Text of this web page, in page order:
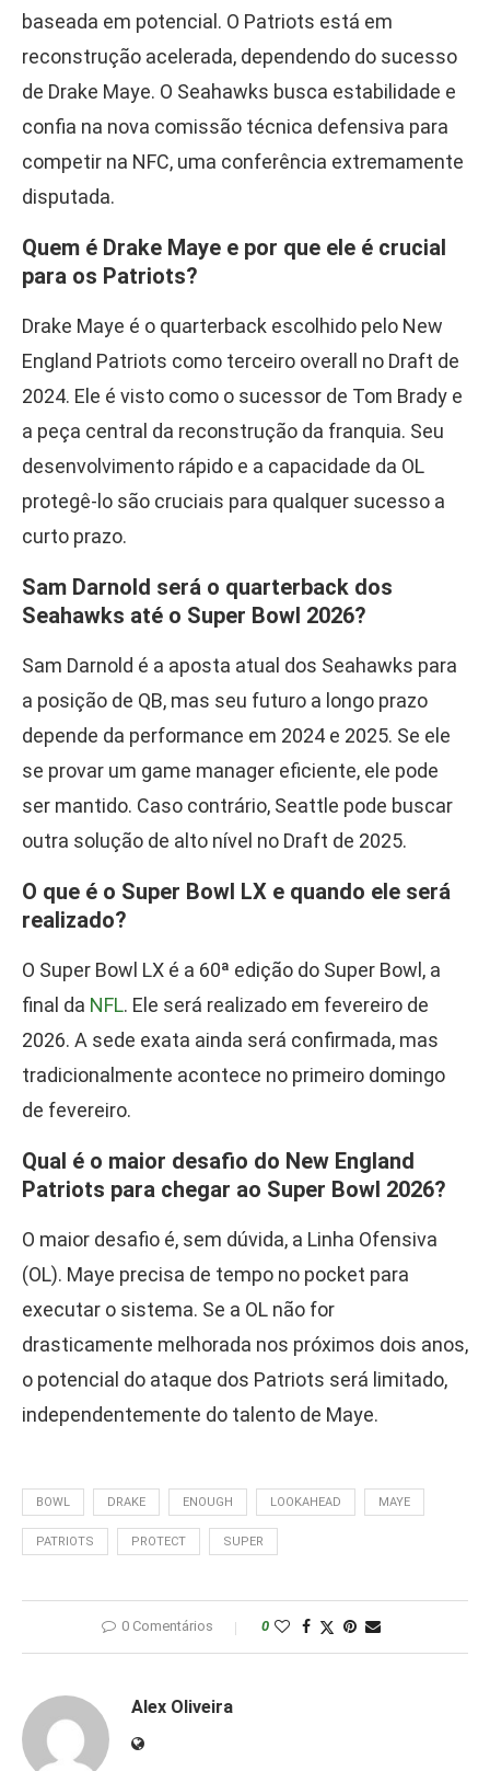
baseada em potencial. O Patriots está em
reconstrução acelerada, dependendo do sucesso
de Drake Maye. O Seahawks busca estabilidade e
confia na nova comissão técnica defensiva para
competir na NFC, uma conferência extremamente
disputada.
Quem é Drake Maye e por que ele é crucial
para os Patriots?
Drake Maye é o quarterback escolhido pelo New
England Patriots como terceiro overall no Draft de
2024. Ele é visto como o sucessor de Tom Brady e
a peça central da reconstrução da franquia. Seu
desenvolvimento rápido e a capacidade da OL
protegê-lo são cruciais para qualquer sucesso a
curto prazo.
Sam Darnold será o quarterback dos
Seahawks até o Super Bowl 2026?
Sam Darnold é a aposta atual dos Seahawks para
a posição de QB, mas seu futuro a longo prazo
depende da performance em 2024 e 2025. Se ele
se provar um game manager eficiente, ele pode
ser mantido. Caso contrário, Seattle pode buscar
outra solução de alto nível no Draft de 2025.
O que é o Super Bowl LX e quando ele será
realizado?
O Super Bowl LX é a 60ª edição do Super Bowl, a
final da NFL. Ele será realizado em fevereiro de
2026. A sede exata ainda será confirmada, mas
tradicionalmente acontece no primeiro domingo
de fevereiro.
Qual é o maior desafio do New England
Patriots para chegar ao Super Bowl 2026?
O maior desafio é, sem dúvida, a Linha Ofensiva
(OL). Maye precisa de tempo no pocket para
executar o sistema. Se a OL não for
drasticamente melhorada nos próximos dois anos,
o potencial do ataque dos Patriots será limitado,
independentemente do talento de Maye.
BOWL DRAKE ENOUGH LOOKAHEAD MAYE
PATRIOTS PROTECT SUPER
0 Comentários 0
Alex Oliveira